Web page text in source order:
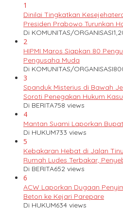
1
Dinilai Tingkatkan
Presiden Prabowo Turunkan
Di KOMUNITAS/ORGANISASI
2
HIPMI Maros Siapkan 80
Pengusaha Muda
Di KOMUNITAS/ORGANISASI
3
Spanduk Misterius di Bawah
Soroti Penegakan Hukum
Di BERITA758 views
4
Mantan Suami Laporkan
Di HUKUM733 views
5
Kebakaran Hebat di Jalan
Rumah Ludes Terbakar,
Di BERITA652 views
6
ACW Laporkan Dugaan
Beton ke Kejari Parepare
Di HUKUM634 views